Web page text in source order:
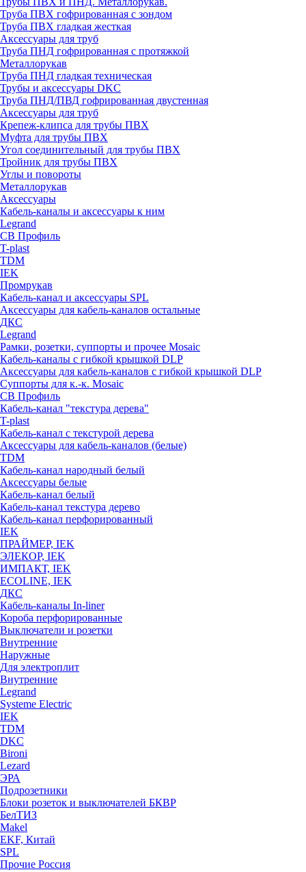
Труба ПВХ гофрированная с зондом
Труба ПВХ гладкая жесткая
Аксессуары для труб
Труба ПНД гофрированная с протяжкой
Металлорукав
Труба ПНД гладкая техническая
Трубы и аксессуары DKC
Труба ПНД/ПВД гофрированная двустенная
Аксессуары для труб
Крепеж-клипса для трубы ПВХ
Муфта для трубы ПВХ
Угол соединительный для трубы ПВХ
Тройник для трубы ПВХ
Углы и повороты
Металлорукав
Аксессуары
Кабель-каналы и аксессуары к ним
Legrand
СВ Профиль
T-plast
TDM
IEK
Промрукав
Кабель-канал и аксессуары SPL
Аксессуары для кабель-каналов остальные
ДКС
Legrand
Рамки, розетки, суппорты и прочее Mosaic
Кабель-каналы с гибкой крышкой DLP
Аксессуары для кабель-каналов с гибкой крышкой DLP
Суппорты для к.-к. Mosaic
СВ Профиль
Кабель-канал "текстура дерева"
T-plast
Кабель-канал с текстурой дерева
Аксессуары для кабель-каналов (белые)
TDM
Кабель-канал народный белый
Аксессуары белые
Кабель-канал белый
Кабель-канал текстура дерево
Кабель-канал перфорированный
IEK
ПРАЙМЕР, IEK
ЭЛЕКОР, IEK
ИМПАКТ, IEK
ECOLINE, IEK
ДКС
Кабель-каналы In-liner
Короба перфорированные
Выключатели и розетки
Внутренние
Наружные
Для электроплит
Внутренние
Legrand
Systeme Electric
IEK
TDM
DKC
Bironi
Lezard
ЭРА
Подрозетники
Блоки розеток и выключателей БКВР
БелТИЗ
Makel
EKF, Китай
SPL
Прочие Россия